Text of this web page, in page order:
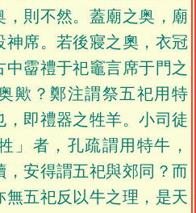
，則不然。蓋廟之奥，廟
神席。若後寢之奧，衣冠
霤禮于祀竈言席于門之
歟？鄭注謂祭五祀用特
，即禮器之牲羊。小司徒
」者，孔疏謂用特牛，
，安得謂五祀與郊同？而
無五祀反以牛之理，是天